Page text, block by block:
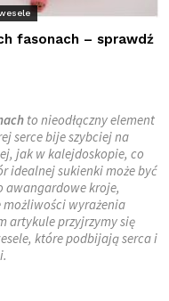
fasonach – sprawdź
to nieodłączny element
serce bije szybciej na
jak w kalejdoskopie, co
idealnej sukienki może być
awangardowe kroje,
możliwości wyrażenia
artykule przyjrzymy się
które podbijają serca i